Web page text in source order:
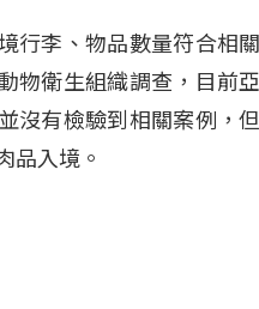
行李、物品數量符合相
物衛生組織調查，目前
沒有檢驗到相關案例，
品入境。